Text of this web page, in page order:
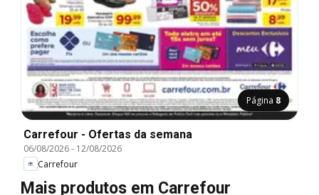
Página 8
Carrefour - Ofertas da semana
06/08/2026- 12/08/2026
Carrefour
Mais produtos em Carrefour